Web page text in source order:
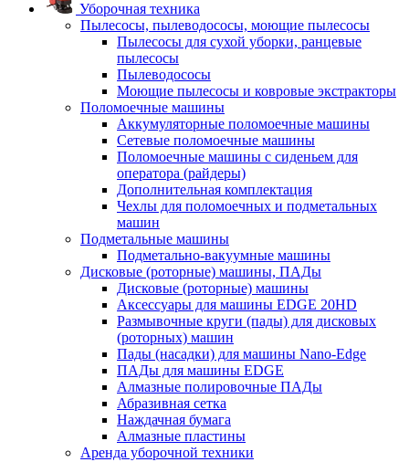
Уборочная техника
Пылесосы, пылеводососы, моющие пылесосы
Пылесосы для сухой уборки, ранцевые
пылесосы
Пылеводососы
Моющие пылесосы и ковровые экстракторы
Поломоечные машины
Аккумуляторные поломоечные машины
Сетевые поломоечные машины
Поломоечные машины с сиденьем для
оператора (райдеры)
Дополнительная комплектация
Чехлы для поломоечных и подметальных
машин
Подметальные машины
Подметально-вакуумные машины
Дисковые (роторные) машины, ПАДы
Дисковые (роторные) машины
Аксессуары для машины EDGE 20HD
Размывочные круги (пады) для дисковых
(роторных) машин
Пады (насадки) для машины Nano-Edge
ПАДы для машины EDGE
Алмазные полировочные ПАДы
Абразивная сетка
Наждачная бумага
Алмазные пластины
Аренда уборочной техники